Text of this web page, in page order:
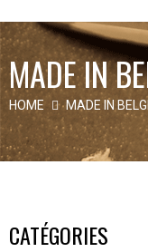
MADE IN
HOME MADE IN
CATÉGORIES